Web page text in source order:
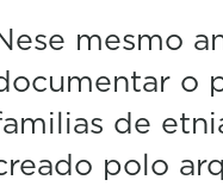
mesmo
o
de
polo